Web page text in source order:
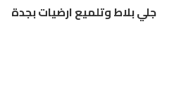
جلي بلاط وتلميع ارضيات بجدة